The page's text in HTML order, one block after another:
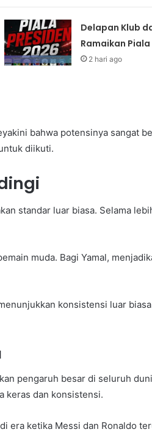
Delapan Klub
Ramaikan
2 hari ago
bahwa potensinya sangat
diikuti.
standar luar biasa. Selama
muda. Bagi Yamal,
konsistensi luar
pengaruh besar di seluruh
keras dan konsistensi.
era ketika Messi dan Ronaldo